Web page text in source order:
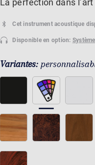
Cet instrument acoustique
Disponible en option:
Variantes: